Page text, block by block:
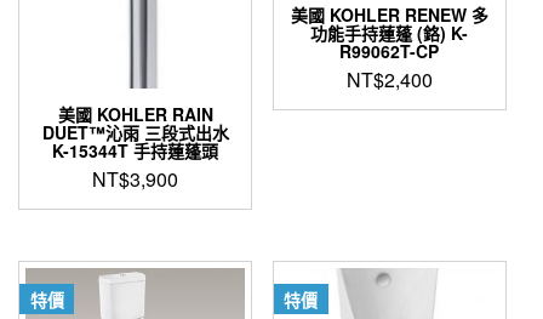
美國 KOHLER RAIN
DUET™沁雨 三段式出水
K-15344T 手持蓮蓬頭
NT$3,900
美國 KOHLER RENEW 多
功能手持蓮蓬 (鉻) K-
R99062T-CP
NT$2,400
特價 特價